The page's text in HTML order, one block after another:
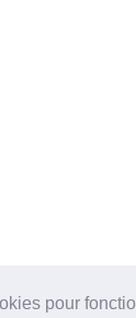
pour